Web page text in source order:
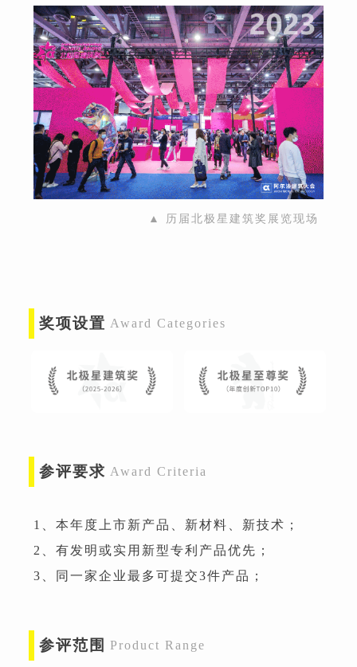
▲ 历届北极星建筑奖展览现场
奖项设置 Award Categories
参评要求 Award Criteria
1、本年度上市新产品、新材料、新技术；
2、有发明或实用新型专利产品优先；
3、同一家企业最多可提交3件产品；
参评范围 Product Range